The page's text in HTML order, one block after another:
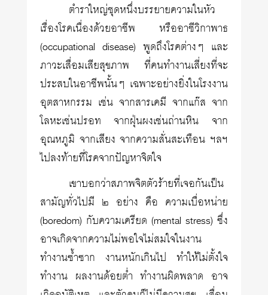
ตำราใหญ่ชุดหนึ่งบรรยายความในหัว
เรื่องโรคเนื่องด้วยอาชีพ หรืออาชีวิกาพาธ
(occupational disease) พูดถึงโรคต่างๆ และ
ภาวะเสื่อมเสียสุขภาพ ที่คนทำงานเสี่ยงที่จะ
ประสบในอาชีพนั้นๆ เฉพาะอย่างยิ่งในโรงงาน
อุตสาหกรรม เช่น จากสารเคมี จากแก๊ส จาก
โลหะเช่นปรอท จากฝุ่นผงเช่นถ่านหิน จาก
อุณหภูมิ จากเสียง จากความสั่นสะเทือน ฯลฯ
ไปลงท้ายที่โรคจากปัญหาจิตใจ
เขาบอกว่าสภาพจิตตัวร้ายที่เจอกันเป็น
สามัญทั่วไปมี ๒ อย่าง คือ ความเบื่อหน่าย
(boredom) กับความเครียด (mental stress) ซึ่ง
อาจเกิดจากความไม่พอใจไม่สมใจในงาน
ทำงานซ้ำซาก งานหนักเกินไป ทำให้ไม่ตั้งใจ
ทำงาน ผลงานด้อยต่ำ ทำงานผิดพลาด อาจ